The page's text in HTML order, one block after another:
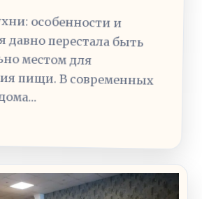
особенности и
перестала быть
местом для
пищи. В современных